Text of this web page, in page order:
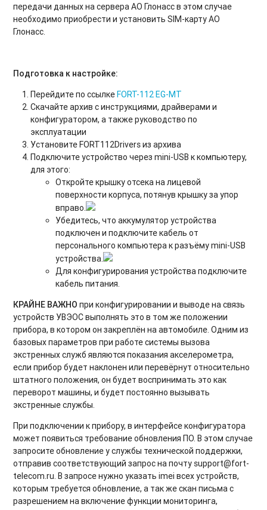
передачи данных на сервера АО Глонасс в этом случае
необходимо приобрести и установить SIM-карту АО
Глонасс.
Подготовка к настройке:
Перейдите по ссылкеFORT-112 EG-MT
Скачайте архив с инструкциями, драйверами и
конфигуратором, а также руководство по
эксплуатации
Установите FORT112Drivers из архива
Подключите устройство через mini-USB к компьютеру,
для этого:
Откройте крышку отсека на лицевой
поверхности корпуса, потянув крышку за упор
вправо.
Убедитесь, что аккумулятор устройства
подключен и подключите кабель от
персонального компьютера к разъёму mini-USB
устройства.
Для конфигурирования устройства подключите
кабель питания.
КРАЙНЕ ВАЖНО при конфигурировании и выводе на связь
устройств УВЭОС выполнять это в том же положении
прибора, в котором он закреплён на автомобиле. Одним из
базовых параметров при работе системы вызова
экстренных служб являются показания акселерометра,
если прибор будет наклонен или перевёрнут относительно
штатного положения, он будет воспринимать это как
переворот машины, и будет постоянно вызывать
экстренные службы.
При подключении к прибору, в интерфейсе конфигуратора
может появиться требование обновления ПО. В этом случае
запросите обновление у службы технической поддержки,
отправив соответствующий запрос на почту support@fort-
telecom.ru. В запросе нужно указать imei всех устройств,
которым требуется обновление, а так же скан письма с
разрешением на включение функции мониторинга,